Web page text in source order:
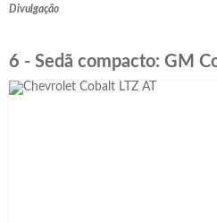
Divulgação
6 - Sedã compacto: GM